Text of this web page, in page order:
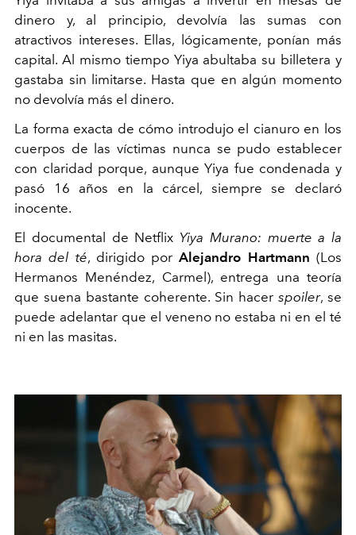
dinero y, al
principio, devolvía las sumas con
atractivos intereses. Ellas,
lógicamente, ponían más
capital. Al mismo tiempo Yiya abultaba su billetera y
gastaba sin limitarse. Hasta que en algún momento
no devolvía más el dinero.
La forma exacta de cómo introdujo el cianuro en los
cuerpos de las víctimas nunca se pudo establecer
con claridad porque, aunque Yiya fue condenada y
pasó 16 años en la cárcel, siempre
se declaró
inocente.
El documental de Netflix Yiya Murano: muerte a la
hora del té, dirigido porAlejandro Hartmann(Los
Hermanos Menéndez, Carmel), entrega una teoría
que suena bastante coherente. Sin hacer spoiler, se
puede adelantar que el veneno no estaba ni en el té
ni en las masitas.